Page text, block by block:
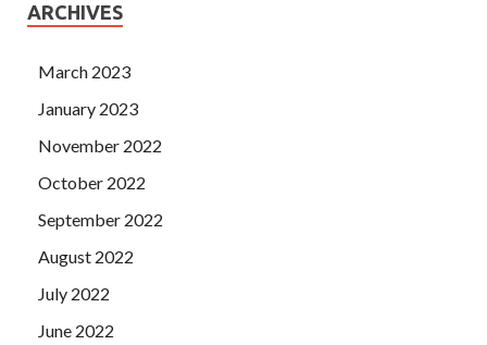
ARCHIVES
March 2023
January 2023
November 2022
October 2022
September 2022
August 2022
July 2022
June 2022